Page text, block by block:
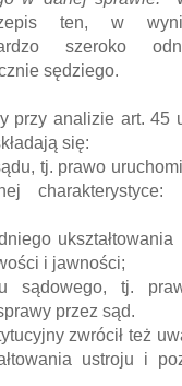
ten, w
szeroko
sędziego.
przy analizie art. 45
się:
tj. prawo
charakterystyce:
i jawności;
sądowego, tj.
przez sąd.
zwrócił też
ustroju i